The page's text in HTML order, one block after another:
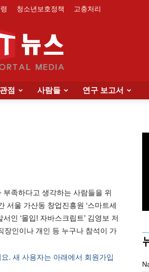
청소년보호정책 고충처리
점 사람들 연구 보고서
족하다고 생각하는 사람들을 위
서울 가산동 창업진흥원 ‘스마트세
인 ‘몰입! 자바스크립트’ 김영보 저
장인이나 개인 등 누구나 참석이 가
. 새 사용자는 아래에서 회원가입